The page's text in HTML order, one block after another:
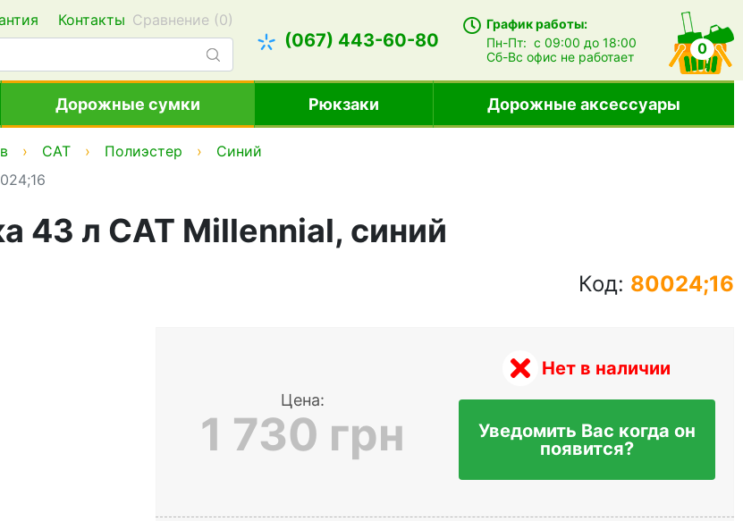
Контакты Сравнение (0)
(067) 443-60-80
График работы:
Пн-Пт:с 09:00 до 18:00
Сб-Всофис не работает 0
Дорожные сумки Рюкзаки Дорожные аксессуары
CAT Полиэстер
Синий
43 л CAT Millennial, синий
Код: 80024;16
Цена:
1 730 грн
Нет в наличии
Уведомить Вас когда он
появится?